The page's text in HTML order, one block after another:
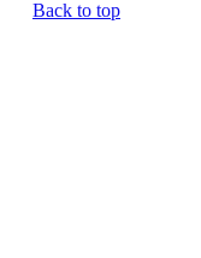
Back to top